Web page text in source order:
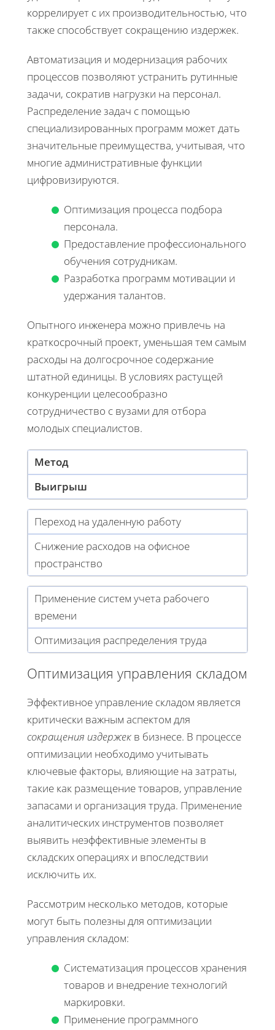
коррелирует с их производительностью, что
также способствует сокращению издержек.
Автоматизация и модернизация рабочих
процессов позволяют устранить рутинные
задачи, сократив нагрузки на персонал.
Распределение задач с помощью
специализированных программ может дать
значительные преимущества, учитывая, что
многие административные функции
цифровизируются.
Оптимизация процесса подбора
персонала.
Предоставление профессионального
обучения сотрудникам.
Разработка программ мотивации и
удержания талантов.
Опытного инженера можно привлечь на
краткосрочный проект, уменьшая тем самым
расходы на долгосрочное содержание
штатной единицы. В условиях растущей
конкуренции целесообразно
сотрудничество с вузами для отбора
молодых специалистов.
Метод
Выигрыш
Переход на удаленную работу
Снижение расходов на офисное
пространство
Применение систем учета рабочего
времени
Оптимизация распределения труда
Оптимизация управления складом
Эффективное управление складом является
критически важным аспектом для
сокращения издержек в бизнесе. В процессе
оптимизации необходимо учитывать
ключевые факторы, влияющие на затраты,
такие как размещение товаров, управление
запасами и организация труда. Применение
аналитических инструментов позволяет
выявить неэффективные элементы в
складских операциях и впоследствии
исключить их.
Рассмотрим несколько методов, которые
могут быть полезны для оптимизации
управления складом:
Систематизация процессов хранения
товаров и внедрение технологий
маркировки.
Применение программного